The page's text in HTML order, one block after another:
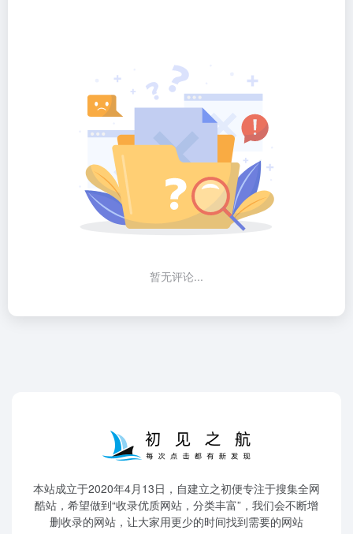
暂无评论...
本站成立于2020年4月13日，自建立之初便专注于搜集全网
酷站，希望做到“收录优质网站，分类丰富”，我们会不断增
删收录的网站，让大家用更少的时间找到需要的网站